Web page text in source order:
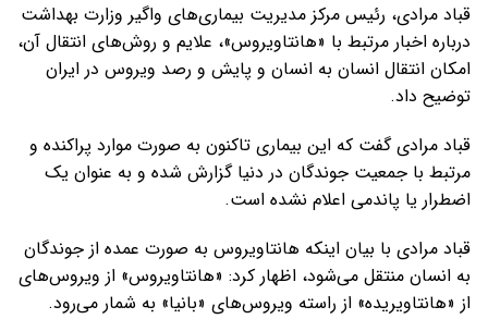
قباد مرادی، رئیس مرکز مدیریت بیماری‌های واگیر وزارت بهداشت
درباره اخبار مرتبط با «هانتاویروس»، علایم و روش‌های انتقال آن،
امکان انتقال انسان به انسان و پایش و رصد ویروس در ایران
توضیح داد.
قباد مرادی گفت که این بیماری تاکنون به صورت موارد پراکنده و
مرتبط با جمعیت جوندگان در دنیا گزارش شده و به عنوان یک
اضطرار یا پاندمی اعلام نشده است.
قباد مرادی با بیان اینکه هانتاویروس به صورت عمده از جوندگان
به انسان منتقل می‌شود، اظهار کرد: «هانتاویروس» از ویروس‌های
از «هانتاویریده» از راسته ویروس‌های «بانیا» به شمار می‌رود.